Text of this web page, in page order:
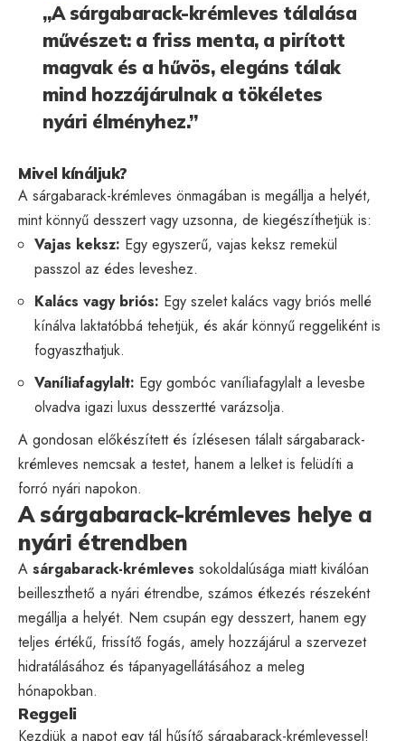
„A sárgabarack-krémleves tálalása
művészet: a friss menta, a pirított
magvak és a hűvös, elegáns tálak
mind hozzájárulnak a tökéletes
nyári élményhez.”
Mivel kínáljuk?
A sárgabarack-krémleves önmagában is megállja a helyét,
mint könnyű desszert vagy uzsonna, de kiegészíthetjük is:
Vajas keksz: Egy egyszerű, vajas keksz remekül
passzol az édes leveshez.
Kalács vagy briós: Egy szelet kalács vagy briós mellé
kínálva laktatóbbá tehetjük, és akár könnyű reggeliként is
fogyaszthatjuk.
Vaníliafagylalt: Egy gombóc vaníliafagylalt a levesbe
olvadva igazi luxus desszertté varázsolja.
A gondosan előkészített és ízlésesen tálalt sárgabarack-
krémleves nemcsak a testet, hanem a lelket is felüdíti a
forró nyári napokon.
A sárgabarack-krémleves helye a
nyári étrendben
A sárgabarack-krémleves sokoldalúsága miatt kiválóan
beilleszthető a nyári étrendbe, számos étkezés részeként
megállja a helyét. Nem csupán egy desszert, hanem egy
teljes értékű, frissítő fogás, amely hozzájárul a szervezet
hidratálásához és tápanyagellátásához a meleg
hónapokban.
Reggeli
Kezdjük a napot egy tál hűsítő sárgabarack-krémlevessel!